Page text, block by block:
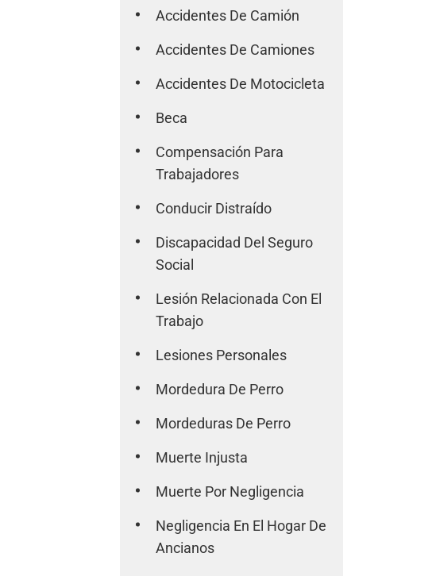
Accidentes De Camión
Accidentes De Camiones
Accidentes De Motocicleta
Beca
Compensación Para
Trabajadores
Conducir Distraído
Discapacidad Del Seguro
Social
Lesión Relacionada Con El
Trabajo
Lesiones Personales
Mordedura De Perro
Mordeduras De Perro
Muerte Injusta
Muerte Por Negligencia
Negligencia En El Hogar De
Ancianos